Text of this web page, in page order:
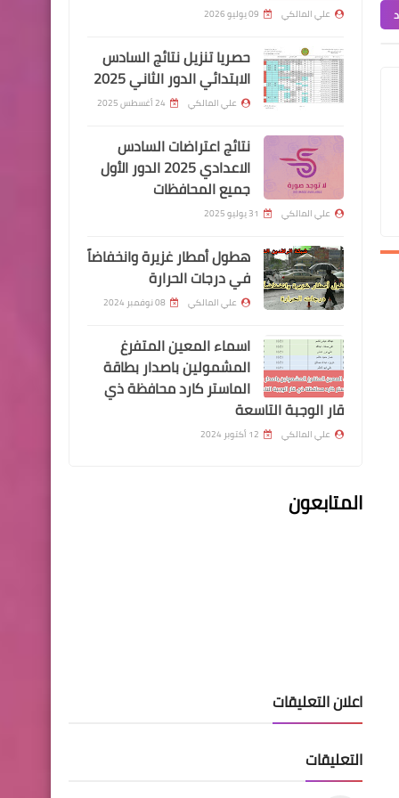
في بورصة الكفاح
اخبار العامة
وزارة الإعمار والإسكان تعلن
إطلاق التقديم الإلكتروني
لشراء قطع الأراضي السكنية
اسماء االرعاية الاجتماعية
الكلداني يستحصل موافقة
السيد وزير العمل والشؤون
وكبار السن والعاطلين عن
العمل
مصرف الرشيد يباشر باطلاق
على الاسماء ادنا ممن توقف
راتب رعاية مؤقت عليهم
علي المالكي 09 يوليو 2026
حصريا تنزيل نتائج السادس
الابتدائي الدور الثاني 2025
علي المالكي 24 أغسطس 2025
نتائج اعتراضات السادس
الاعدادي 2025 الدور الأول
جميع المحافظات
علي المالكي 31 يوليو 2025
هطول أمطار غزيرة وانخفاضاً
في درجات الحرارة
علي المالكي 08 نوفمبر 2024
اسماء المعين المتفرغ
المشمولين باصدار بطاقة
الماستر كارد محافظة ذي
قار الوجبة التاسعة
علي المالكي 12 أكتوبر 2024
المتابعون
اعلان التعليقات
التعليقات